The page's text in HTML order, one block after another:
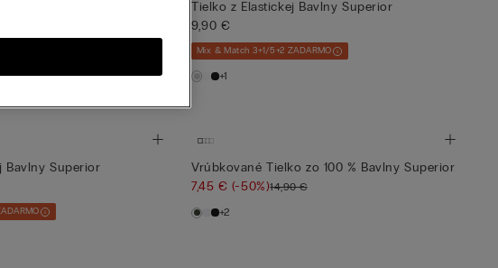
do V zo 100 % Extra Jemnej
Tielko z Elastickej Bavlny Superior
9,90 €
Mix & Match 3+1/5+2 ZADARMO
+1
Bavlny Superior
Vrúbkované Tielko zo 100 % Bavlny Superior
7,45 € (-50%)14,90 €
+2